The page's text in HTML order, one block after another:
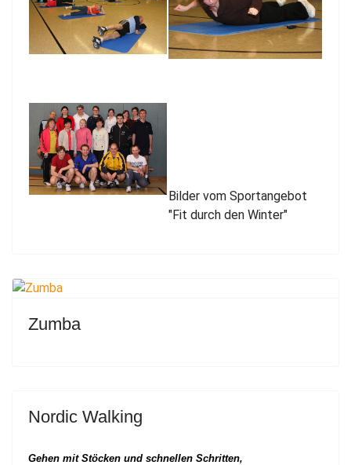
Bilder vom Sportangebot
"Fit durch den Winter"
Zumba
Nordic Walking
Gehen mit Stöcken und schnellen Schritten,